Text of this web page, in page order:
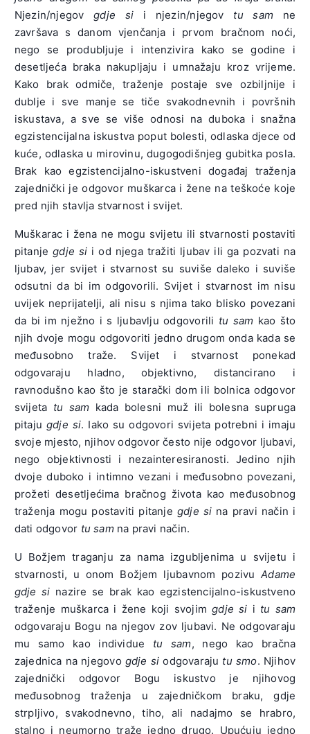
Njezin/njegovgdje si i njezin/njegov tu sam ne
završava s danom vjenčanja i prvom bračnom noći,
nego se produbljuje i intenzivira kako se godine i
desetljeća braka nakupljaju i umnažaju kroz vrijeme.
Kako brak odmiče, traženje postaje sve ozbiljnije i
dublje i sve manje se tiče svakodnevnih i površnih
iskustava, a sve se više odnosi na duboka i snažna
egzistencijalna iskustva poput bolesti, odlaska djece od
kuće, odlaska u mirovinu, dugogodišnjeg gubitka posla.
Brak kao egzistencijalno-iskustveni događaj traženja
zajednički je odgovor muškarca i žene na teškoće koje
pred njih stavlja stvarnost i svijet.
Muškarac i žena ne mogu svijetu ili stvarnosti postaviti
pitanjegdje si i od njega tražiti ljubav ili ga pozvati na
ljubav, jer svijet i stvarnost su suviše daleko i suviše
odsutni da bi im odgovorili. Svijet i stvarnost im nisu
uvijek neprijatelji, ali nisu s njima tako blisko povezani
da bi im nježno i s ljubavlju odgovorili tu sam kao što
njih dvoje mogu odgovoriti jedno drugom onda kada se
međusobno traže. Svijet i stvarnost ponekad
odgovaraju hladno, objektivno, distancirano i
ravnodušno kao što je starački dom ili bolnica odgovor
svijeta tu sam kada bolesni muž ili bolesna supruga
pitaju gdje si. Iako su odgovori svijeta potrebni i imaju
svoje mjesto, njihov odgovor često nije odgovor ljubavi,
nego objektivnosti i nezainteresiranosti. Jedino njih
dvoje duboko i intimno vezani i međusobno povezani,
prožeti desetljećima bračnog života kao međusobnog
traženja mogu postaviti pitanje gdje si na pravi način i
dati odgovor tu samna pravi način.
U Božjem traganju za nama izgubljenima u svijetu i
stvarnosti, u onom Božjem ljubavnom pozivuAdame
gdje si nazire se brak kao egzistencijalno-iskustveno
traženje muškarca i žene koji svojimgdje si i tu sam
odgovaraju Bogu na njegov zov ljubavi. Ne odgovaraju
mu samo kao individue tu sam, nego kao bračna
zajednica na njegovo gdje si odgovaraju tu smo. Njihov
zajednički odgovor Bogu iskustvo je njihovog
međusobnog traženja u zajedničkom braku, gdje
strpljivo, svakodnevno, tiho, ali nadajmo se hrabro,
stalno i neumorno traže jedno drugo. Upućuju jedno